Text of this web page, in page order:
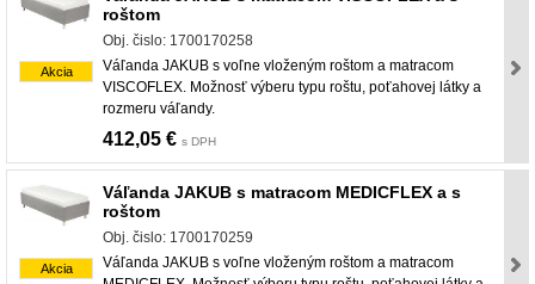
Akcia
roštom
Obj. čislo: 1700170258
Váľanda JAKUB s voľne vloženým roštom a matracom
VISCOFLEX. Možnosť výberu typu roštu, poťahovej látky a
rozmeru váľandy.
412,05 € s DPH
Akcia
Váľanda JAKUB s matracom MEDICFLEX a s
roštom
Obj. čislo: 1700170259
Váľanda JAKUB s voľne vloženým roštom a matracom